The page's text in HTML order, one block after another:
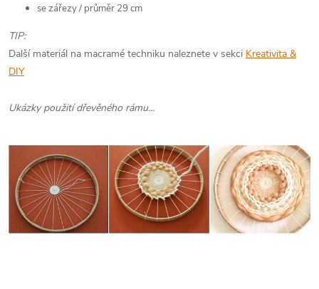
se zářezy / průměr 29 cm
TIP:
Další materiál na macramé techniku naleznete v sekci Kreativita &
DIY
Ukázky použití dřevěného rámu...